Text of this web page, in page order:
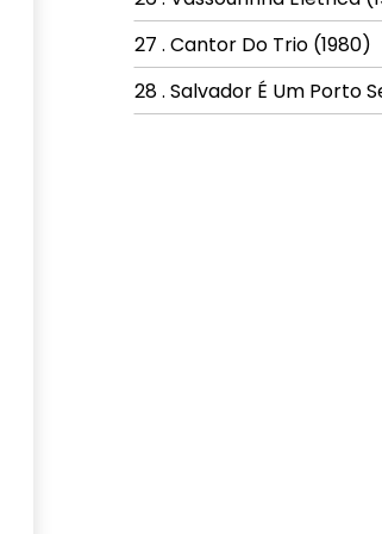
27 . Cantor Do Trio (1980)
28 . Salvador É Um Porto